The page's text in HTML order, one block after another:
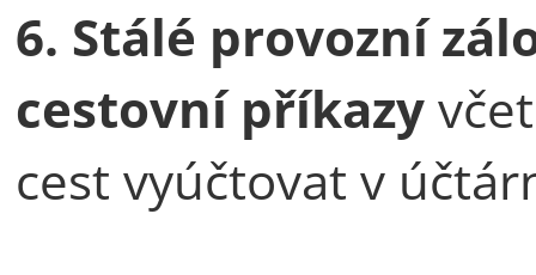
6. Stálé provozní
cestovní příkazy
cest vyúčtovat v